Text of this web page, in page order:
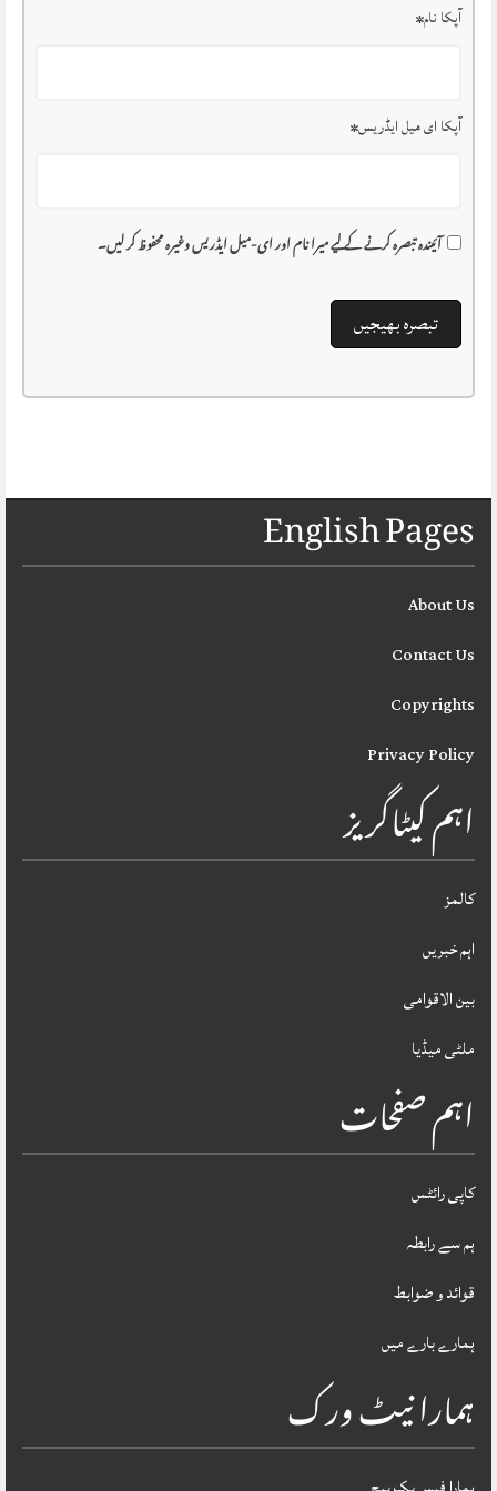
آپکا نام*
آپکا ای میل ایڈریس*
آئیندہ تبصرہ کرنے کے لیے میرا نام اور ای-میل ایڈریس وغیرہ محفوظ کر لیں۔
English Pages
About Us
Contact Us
Copyrights
Privacy Policy
اہم کیٹاگریز
کالمز
اہم خبریں
بین الاقوامی
ملٹی میڈیا
اہم صفحات
کاپی رائٹس
ہم سے رابطہ
قوائد و ضوابط
ہمارے بارے میں
ہمارا نیٹ ورک